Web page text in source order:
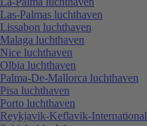
Las-Palmas luchthaven
Lissabon luchthaven
Malaga luchthaven
Nice luchthaven
Olbia luchthaven
Palma-De-Mallorca luchthaven
Pisa luchthaven
Porto luchthaven
Reykjavik-Keflavik-